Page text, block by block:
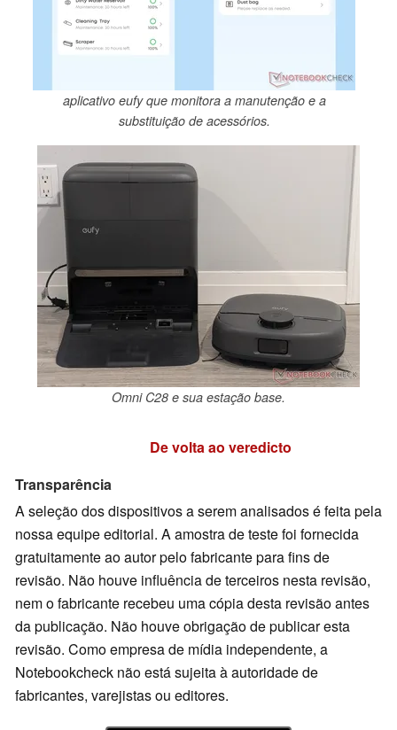
aplicativo eufy que monitora a manutenção e a
substituição de acessórios.
Omni C28 e sua estação base.
De volta ao veredicto
Transparência
A seleção dos dispositivos a serem analisados ​​é feita pela
nossa equipe editorial. A amostra de teste foi fornecida
gratuitamente ao autor pelo fabricante para fins de
revisão. Não houve influência de terceiros nesta revisão,
nem o fabricante recebeu uma cópia desta revisão antes
da publicação. Não houve obrigação de publicar esta
revisão. Como empresa de mídia independente, a
Notebookcheck não está sujeita à autoridade de
fabricantes, varejistas ou editores.